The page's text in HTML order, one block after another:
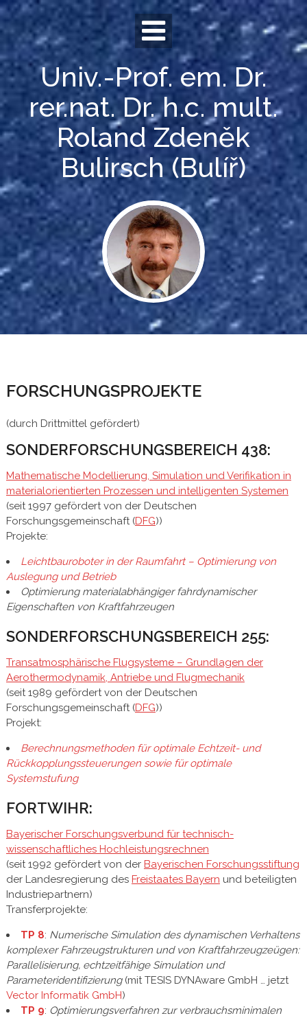
Skip
to
content
Univ.-Prof. em. Dr.
rer.nat. Dr. h.c. mult.
Roland Zdeněk
Bulirsch (Bulíř)
FORSCHUNGSPROJEKTE
(durch Drittmittel gefördert)
SONDERFORSCHUNGSBEREICH 438:
Mathematische Modellierung, Simulation und Verifikation in
materialorientierten Prozessen und intelligenten Systemen
(seit 1997 gefördert von der Deutschen
Forschungsgemeinschaft (DFG))
Projekte:
Leichtbauroboter in der Raumfahrt – Optimierung von
Auslegung und Betrieb
Optimierung materialabhängiger fahrdynamischer
Eigenschaften von Kraftfahrzeugen
SONDERFORSCHUNGSBEREICH 255:
Transatmosphärische Flugsysteme – Grundlagen der
Aerothermodynamik, Antriebe und Flugmechanik
(seit 1989 gefördert von der Deutschen
Forschungsgemeinschaft (DFG))
Projekt:
Berechnungsmethoden für optimale Echtzeit- und
Rückkopplungssteuerungen sowie für optimale
Systemstufung
FORTWIHR:
Bayerischer Forschungsverbund für technisch-
wissenschaftliches Hochleistungsrechnen
(seit 1992 gefördert von der Bayerischen Forschungsstiftung
der Landesregierung des Freistaates Bayern und beteiligten
Industriepartnern)
Transferprojekte:
TP 8: Numerische Simulation des dynamischen Verhaltens
komplexer Fahrzeugstrukturen und von Kraftfahrzeugzeügen:
Parallelisierung, echtzeitfähige Simulation und
Parameteridentifizierung(mit TESIS DYNAware GmbH … jetzt
Vector Informatik GmbH)
TP 9: Optimierungsverfahren zur verbrauchsminimalen